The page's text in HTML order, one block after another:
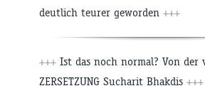
deutlich teurer geworden +++
+++ Ist das noch normal? Von der
ZERSETZUNG Sucharit Bhakdis +++